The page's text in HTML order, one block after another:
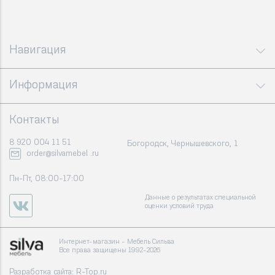
Навигация
Информация
Контакты
8 920 004 11 51
order@silvamebel .ru
Пн-Пт, 08:00-17:00
Богородск, Чернышевского, 1
Данные о результатах специальной
оценки условий труда
Интернет-магазин - Мебель Сильва
Все права защищены 1992-2026
Разработка сайта: R-Top.ru